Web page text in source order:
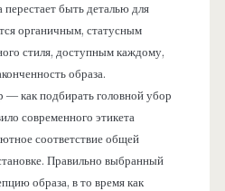
быть деталью для
органичным, статусным
стиля, доступным каждому,
образа.
— как подбирать головной убор
современного этикета
соответствие общей
Правильно выбранный
образа, в то время как